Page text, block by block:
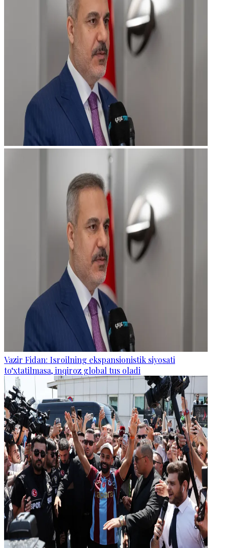
Vazir Fidan: Isroilning ekspansionistik siyosati
to‘xtatilmasa, inqiroz global tus oladi